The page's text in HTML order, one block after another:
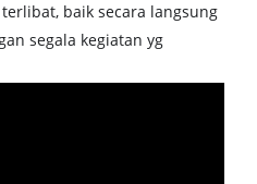
baik secara langsung
segala kegiatan yg